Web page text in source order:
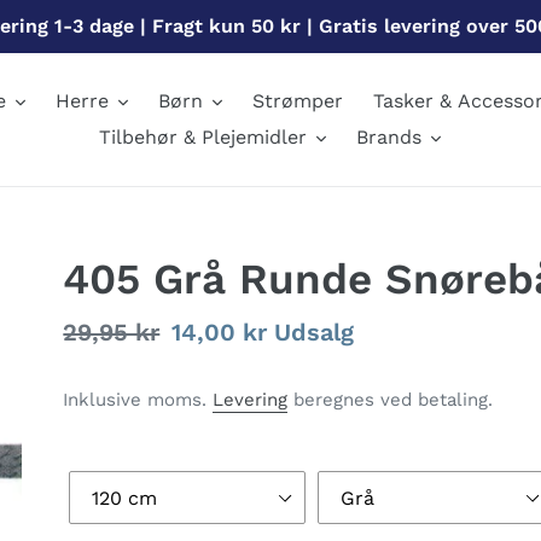
1-3 dage | Fragt kun 50 kr | Gratis levering over
Herre Børn Strømper
Tasker &
Tilbehør & Plejemidler
Brands
405 Grå Runde
Normalpris
29,95 kr Udsalgspris
14,00 kr Udsalg
Inklusive moms. Levering beregnes ved betaling.
Farve